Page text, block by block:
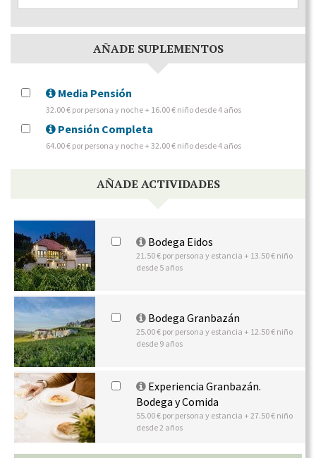
AÑADE SUPLEMENTOS
Media Pensión
32.00 € por persona y noche + 16.00 € niño desde 4 años
Pensión Completa
64.00 € por persona y noche + 32.00 € niño desde 4 años
AÑADE ACTIVIDADES
Bodega Eidos
21.50 € por persona y estancia + 13.50 € niño
desde 5 años
Bodega Granbazán
25.00 € por persona y estancia + 12.50 € niño
desde 9 años
Experiencia Granbazán.
Bodega y Comida
55.00 € por persona y estancia + 27.50 € niño
desde 2 años